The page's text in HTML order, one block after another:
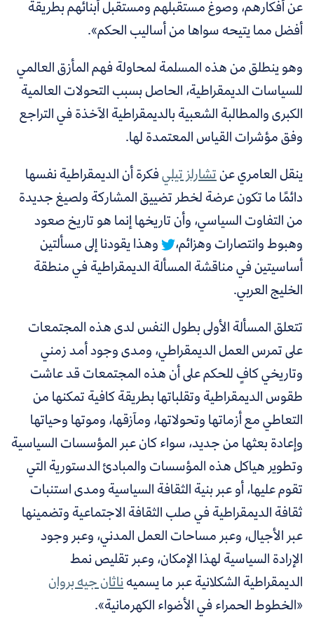
عن أفكارهم، وصوغ مستقبلهم ومستقبل أبنائهم بطريقة
أفضل مما يتيحه سواها من أساليب الحكم».
وهو ينطلق من هذه المسلمة لمحاولة فهم المأزق العالمي
للسياسات الديمقراطية، الحاصل بسبب التحولات العالمية
الكبرى والمطالبة الشعبية بالديمقراطية الآخذة في التراجع
وفق مؤشرات القياس المعتمدة لها.
ينقل العامري عنتشارلز تيليفكرة أنالديمقراطية نفسها
دائمًا ما تكون عرضة لخطر تضييق المشاركة ولصيغ جديدة
من التفاوت السياسي، وأن تاريخها إنما هو تاريخ صعود
وهبوط وانتصارات وهزائم،
وهذا يقودنا إلى مسألتين
أساسيتين في مناقشة المسألة الديمقراطية في منطقة
الخليج العربي.
تتعلق المسألة الأولى بطول النفس لدى هذه المجتمعات
على تمرس العمل الديمقراطي، ومدى وجود أمد زمني
وتاريخي كافٍ للحكم على أن هذه المجتمعات قد عاشت
طقوس الديمقراطية وتقلباتها بطريقة كافية تمكنها من
التعاطي مع أزماتها وتحولاتها، ومآزقها، وموتها وحياتها
وإعادة بعثها من جديد، سواء كان عبر المؤسسات السياسية
وتطوير هياكل هذه المؤسسات والمبادئ الدستورية التي
تقوم عليها، أو عبر بنية الثقافة السياسية ومدى استنبات
ثقافة الديمقراطية في صلب الثقافة الاجتماعية وتضمينها
عبر الأجيال، وعبر مساحات العمل المدني، وعبر وجود
الإرادة السياسية لهذا الإمكان، وعبر تقليص نمط
الديمقراطية الشكلانية عبر ما يسميهناثان جيه بروان
«الخطوط الحمراء في الأضواء الكهرمانية».